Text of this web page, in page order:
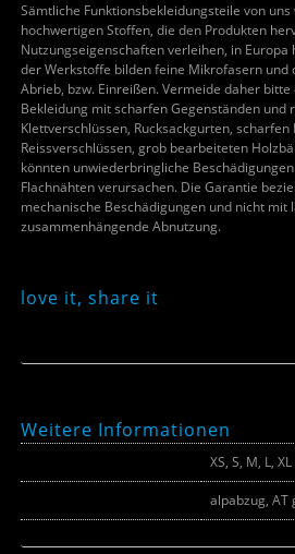
Sämtliche Funktionsbekleidungsteile von uns
hochwertigen Stoffen, die den Produkten
Nutzungseigenschaften verleihen, in
der Werkstoffe bilden feine Mikrofasern und
Abrieb, bzw. Einreißen. Vermeide daher
Bekleidung mit scharfen Gegenständen und
Klettverschlüssen, Rucksackgurten,
Reissverschlüssen, grob bearbeiteten
könnten unwiederbringliche
Flachnähten verursachen. Die Garantie
mechanische Beschädigungen und nicht mit
zusammenhängende Abnutzung.
love it, share it
Weitere Informationen
XS, S, M, L, XL
alpabzug, AT